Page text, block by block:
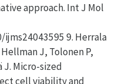
approach. Int J Mol
9. Herrala
J, Tolonen P,
J. Micro-sized
cell viability and